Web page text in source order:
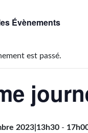
Évènements
est passé.
2023|13h30 -